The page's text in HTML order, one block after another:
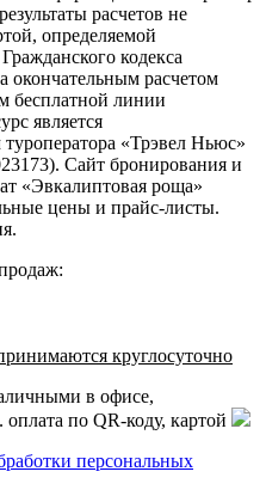
расчетов не
определяемой
кодекса
окончательным расчетом
бесплатной линии
является
«Трэвел Ньюс»
Сайт бронирования и
«Эвкалиптовая роща»
цены и прайс-листы.
круглосуточно
в офисе,
по QR-коду, картой
персональных